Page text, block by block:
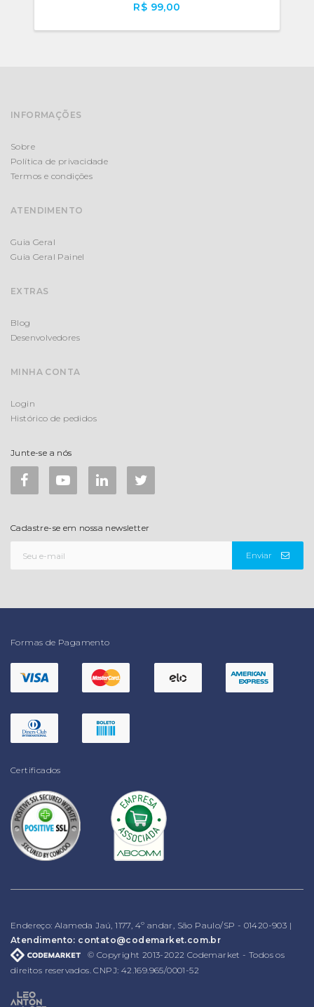
R$ 99,00
INFORMAÇÕES
Sobre
Política de privacidade
Termos e condições
ATENDIMENTO
Guia Geral
Guia Geral Painel
EXTRAS
Blog
Desenvolvedores
MINHA CONTA
Login
Histórico de pedidos
Junte-se a nós
Cadastre-se em nossa newsletter
Enviar
Formas de Pagamento
Certificados
Endereço: Alameda Jaú, 1177, 4º andar, São Paulo/SP - 01420-903 |
Atendimento: contato@codemarket.com.br
© Copyright 2013-2022 Codemarket - Todos os
direitos reservados. CNPJ: 42.169.965/0001-52